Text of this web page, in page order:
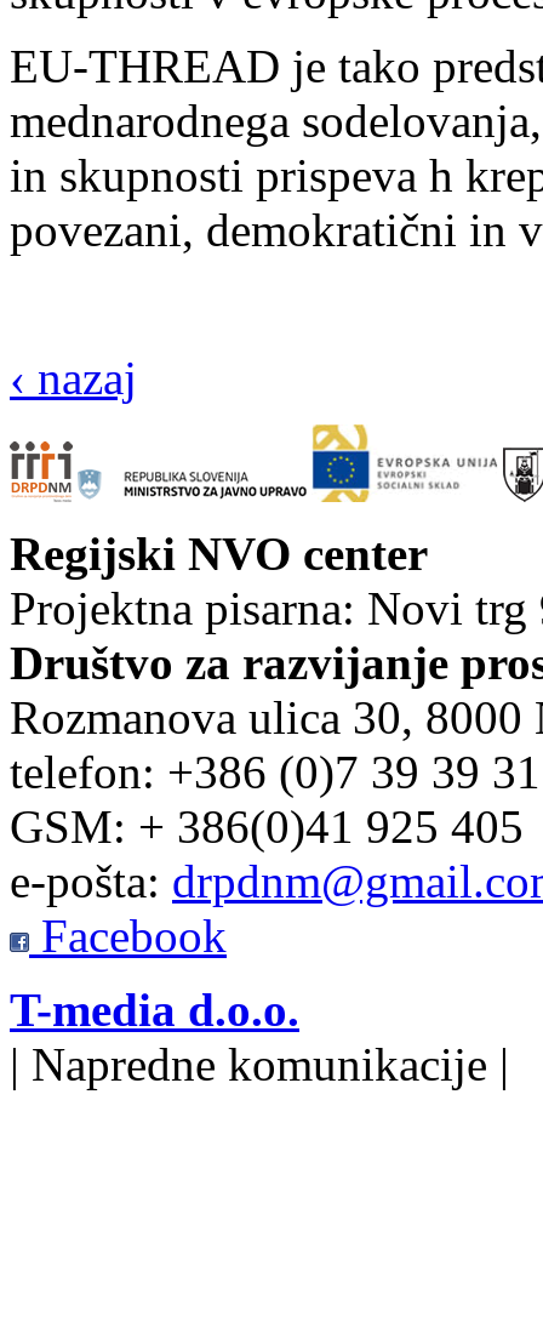
EU-THREAD je tako
mednarodnega
in skupnosti prispeva h
povezani, demokratični in
‹ nazaj
Regijski NVO center
Projektna pisarna: Novi
Društvo za razvijanje
Rozmanova ulica 30, 8000
telefon: +386 (0)7 39 39
GSM: + 386(0)41 925 405
e-pošta:
Facebook
T-media d.o.o.
| Napredne komunikacije |